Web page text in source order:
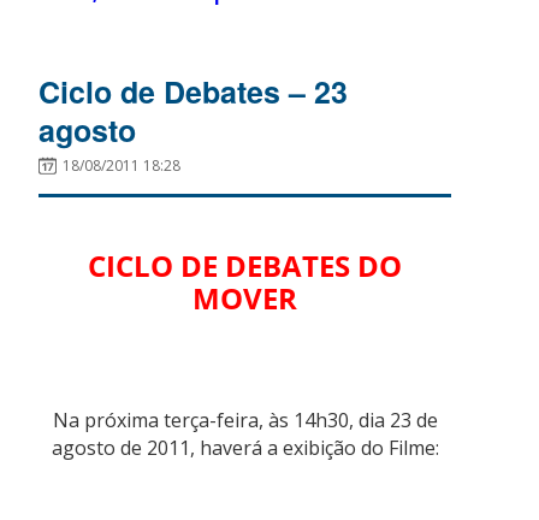
Ciclo de Debates – 23
agosto
18/08/2011 18:28
CICLO DE DEBATES DO
MOVER
Na próxima terça-feira, às 14h30, dia 23 de
agosto de 2011, haverá a exibição do Filme: